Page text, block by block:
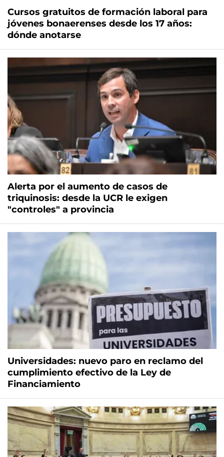
Cursos gratuitos de formación laboral para
jóvenes bonaerenses desde los 17 años:
dónde anotarse
Alerta por el aumento de casos de
triquinosis: desde la UCR le exigen
"controles" a provincia
Universidades: nuevo paro en reclamo del
cumplimiento efectivo de la Ley de
Financiamiento